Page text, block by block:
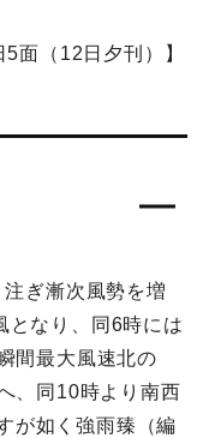
面（12日夕刊）】
ぎ漸次風勢を増
となり、同6時には
間最大風速北の
、同10時より南西
が如く強雨臻（編